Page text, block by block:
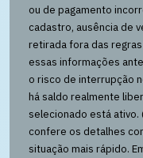
ou de pagamento
cadastro, ausência de
retirada fora das
essas informações
o risco de interrupção
há saldo realmente
selecionado está ativo.
confere os detalhes
situação mais rápido.